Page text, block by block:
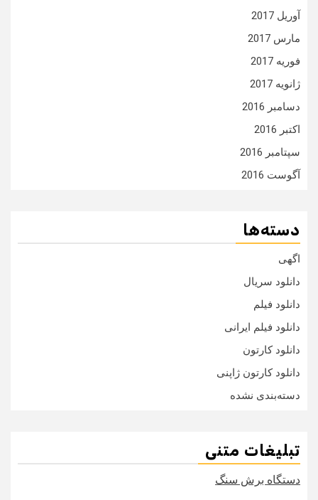
آوریل 2017
مارس 2017
فوریه 2017
ژانویه 2017
دسامبر 2016
اکتبر 2016
سپتامبر 2016
آگوست 2016
دسته‌ها
اگهی
دانلود سریال
دانلود فیلم
دانلود فیلم ایرانی
دانلود کارتون
دانلود کارتون ژاپنی
دسته‌بندی نشده
تبلیغات متنی
دستگاه برش سنگ